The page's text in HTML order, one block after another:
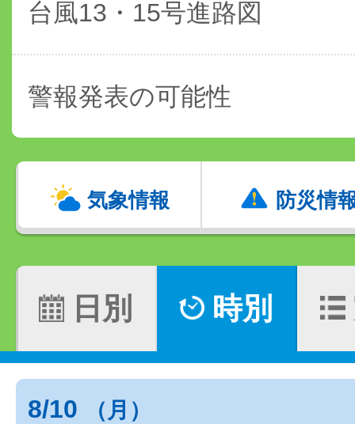
台風13・15号進路図
警報発表の可能性
気象情報 防災情
日別 時別
8/10 （月）